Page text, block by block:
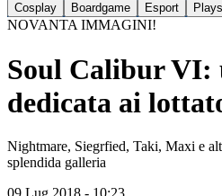
Cosplay
Boardgame Esport
NOVANTA IMMAGINI!
Soul Calibur VI:
dedicata ai
Nightmare, Siegrfied, Taki, Maxi e
splendida galleria
09 Lug 2018 - 10:23